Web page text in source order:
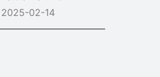
2025-02-14